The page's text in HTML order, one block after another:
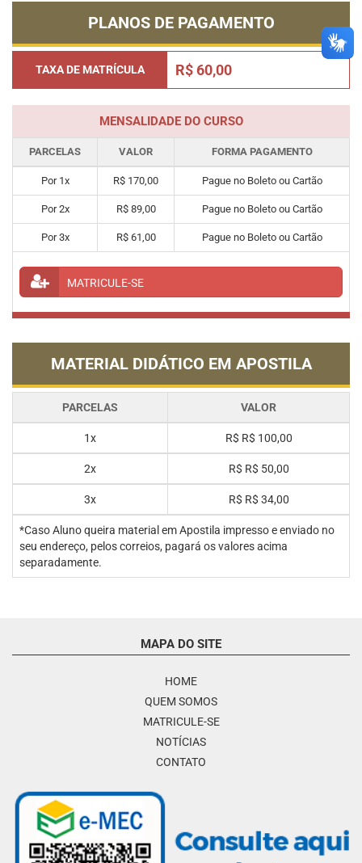
PLANOS DE PAGAMENTO
TAXA DE MATRÍCULA R$ 60,00
MENSALIDADE DO CURSO
PARCELAS VALOR FORMA PAGAMENTO
Por 1x R$ 170,00 Pague no Boleto ou Cartão
Por 2x R$ 89,00 Pague no Boleto ou Cartão
Por 3x R$ 61,00 Pague no Boleto ou Cartão
MATRICULE-SE
MATERIAL DIDÁTICO EM APOSTILA
PARCELAS VALOR
1x R$ R$ 100,00
2x R$ R$ 50,00
3x R$ R$ 34,00
*Caso Aluno queira material em Apostila impresso e enviado no
seu endereço, pelos correios, pagará os valores acima
separadamente.
MAPA DO SITE
HOME
QUEM SOMOS
MATRICULE-SE
NOTÍCIAS
CONTATO